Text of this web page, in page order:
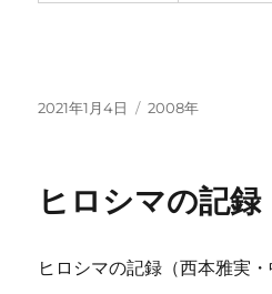
投
2021年1月4日
カ
ー
2008年
ヒロシマの記録
ヒロシマの記録（西本雅実・